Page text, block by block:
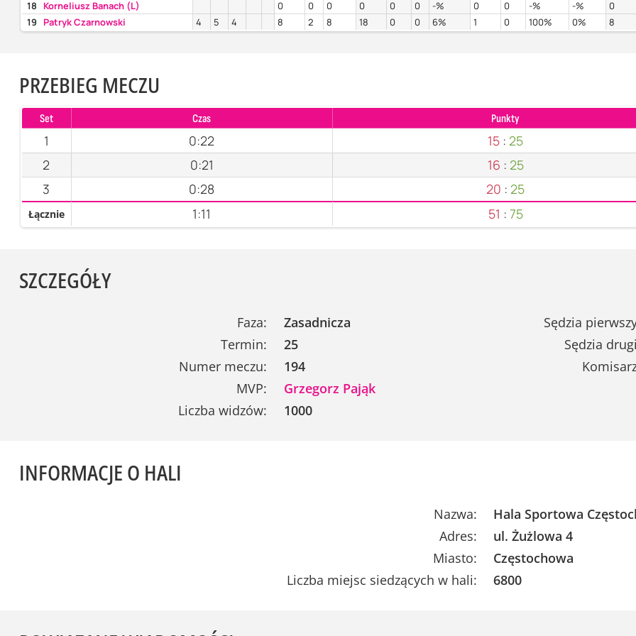
18 Korneliusz Banach (L) 0 0 0 0 0 0 -% 0 0 -% -%
0
19
Patryk Czarnowski 4 5 4 8 2 8 18 0 0 6% 1 0 100% 0% 8
PRZEBIEG MECZU
Set Czas Punkty
1 0:22 15 : 25
2
0:21 16 : 25
3
0:28 20 : 25
Łącznie 1:11 51 : 75
SZCZEGÓŁY
Faza:
Zasadnicza
Termin:
25
Numer meczu:
194
MVP:
Grzegorz Pająk
Liczba widzów:
1000
Sędzia
Sędzia
INFORMACJE O HALI
Nazwa:
Hala Sportowa
Adres:
ul. Żużlowa 4
Miasto:
Częstochowa
Liczba miejsc siedzących w hali:
6800